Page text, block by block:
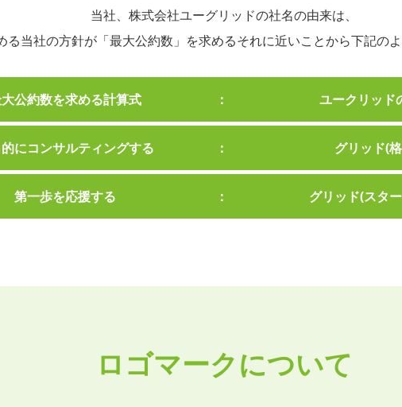
当社、株式会社ユーグリッドの社名の由来は、
る当社の方針が「最大公約数」を求めるそれに近いことから下記の
公約数を求める計算式 ユークリッド
にコンサルティングする グリッド(
第一歩を応援する グリッド(スタ
ロゴマークについて